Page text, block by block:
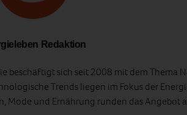
Redaktion
beschäftigt sich seit 2008 mit dem Thema
Trends liegen im Fokus der
Mode und Ernährung runden das Angebot